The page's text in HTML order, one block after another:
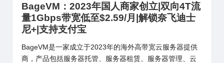
BageVM：2023年国人商家创立|双向4T流
量1Gbps带宽低至$2.59/月|解锁奈飞迪士
尼+|支持支付宝
BageVM是一家成立于2023年的海外高带宽云服务器提供
商，产品包括服务器托管、服务器租赁、服务器管理、云